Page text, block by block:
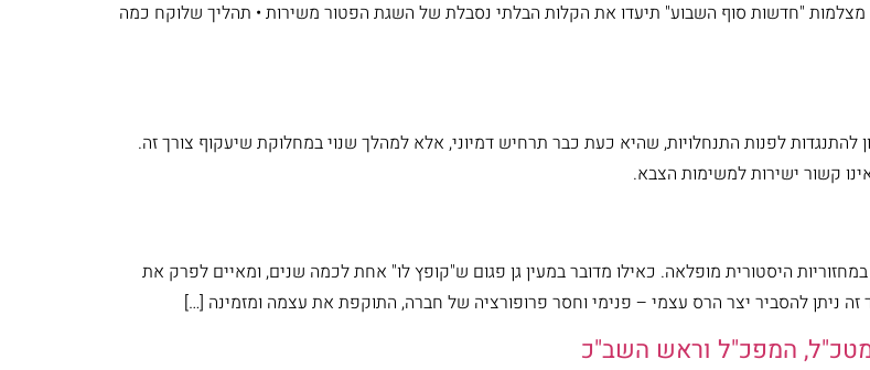
"חדשות סוף השבוע" תיעדו את הקלות הבלתי נסבלת של השגת הפטור משירות • תהליך שלוקח כמה
להתנגדות לפנות התנחלויות, שהיא כעת כבר תרחיש דמיוני, אלא למהלך שנוי במחלוקת שיעקוף צורך זה.
קשור ישירות למשימות הצבא.
היסטורית מופלאה. כאילו מדובר במעין גן פגום ש"קופץ לו" אחת לכמה שנים, ומאיים לפרק את
ניתן להסביר יצר הרס עצמי – פנימי וחסר פרופורציה של חברה, התוקפת את עצמה ומזמינה […]
המפכ"ל וראש השב"כ